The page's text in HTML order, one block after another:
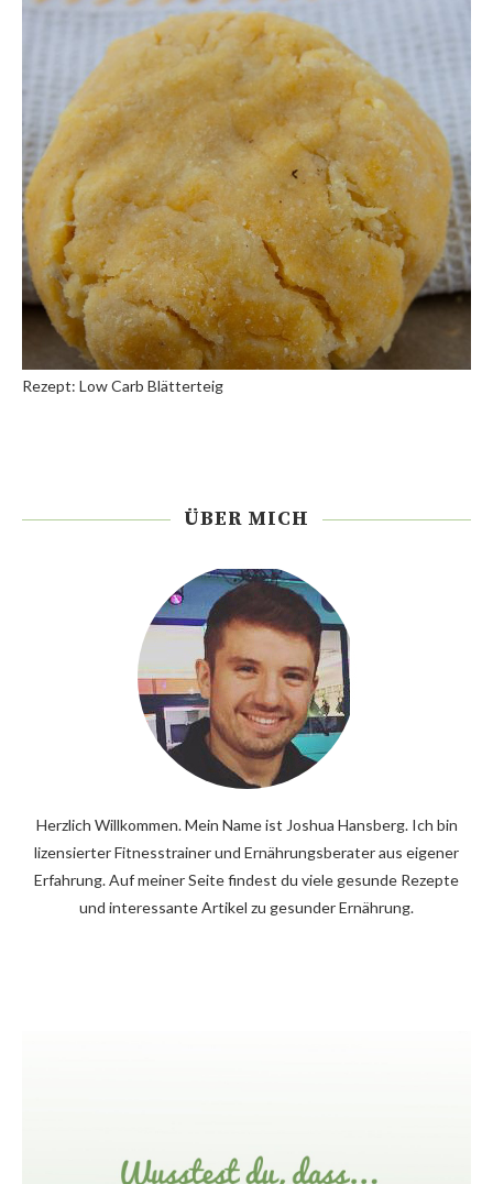
Rezept: Low Carb Blätterteig
ÜBER MICH
Herzlich Willkommen. Mein Name ist Joshua Hansberg. Ich bin
lizensierter Fitnesstrainer und Ernährungsberater aus eigener
Erfahrung. Auf meiner Seite findest du viele gesunde Rezepte
und interessante Artikel zu gesunder Ernährung.